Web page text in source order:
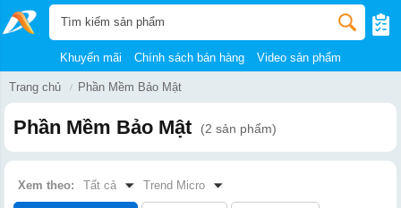
Khuyến mãi Chính sách bán hàng Video sản phẩm
Trang chủ Phần Mềm Bảo Mật
Phần Mềm Bảo Mật (2 sản phẩm)
Xem theo: Tất cả Trend Micro